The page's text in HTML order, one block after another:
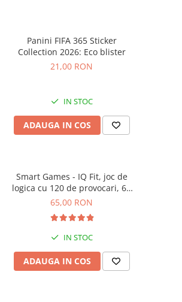
Panini FIFA 365 Sticker
Collection 2026: Eco blister
21,00 RON
IN STOC
ADAUGA IN COS
Smart Games - IQ Fit, joc de
logica cu 120 de provocari, 6+
ani
65,00 RON
IN STOC
ADAUGA IN COS